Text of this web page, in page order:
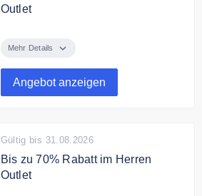
Outlet
ausgewählte Lederjacken im
Mehr Details
Angebot anzeigen
Gültig bis 31.08.2026
Bis zu 70% Rabatt im Herren
Outlet